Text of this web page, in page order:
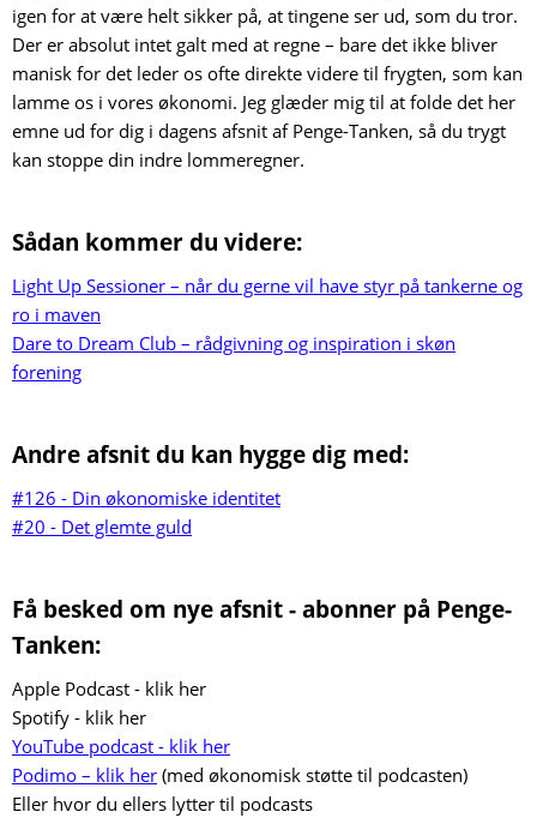
igen for at være helt sikker på, at tingene ser ud, som du tror.
Der er absolut intet galt med at regne – bare det ikke bliver
manisk for det leder os ofte direkte videre til frygten, som kan
lamme os i vores økonomi. Jeg glæder mig til at folde det her
emne ud for dig i dagens afsnit af Penge-Tanken, så du trygt
kan stoppe din indre lommeregner.
Sådan kommer du videre:
Light Up Sessioner – når du gerne vil have styr på tankerne og
ro i maven
Dare to Dream Club – rådgivning og inspiration i skøn
forening
Andre afsnit du kan hygge dig med:
#126 - Din økonomiske identitet
#20 - Det glemte guld
Få besked om nye afsnit - abonner på Penge-
Tanken:
Apple Podcast - klik her
Spotify - klik her
YouTube podcast - klik her
Podimo – klik her (med økonomisk støtte til podcasten)
Eller hvor du ellers lytter til podcasts